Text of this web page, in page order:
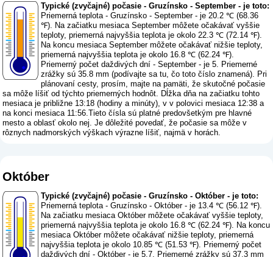
Typické (zvyčajné) počasie - Gruzínsko - September - je toto:
Priemerná teplota - Gruzínsko - September - je 20.2 ℃ (68.36
℉). Na začiatku mesiaca September môžete očakávať vyššie
teploty, priemerná najvyššia teplota je okolo 22.3 ℃ (72.14 ℉).
Na koncu mesiaca September môžete očakávať nižšie teploty,
priemerná najvyššia teplota je okolo 16.8 ℃ (62.24 ℉).
Priemerný počet daždivých dní - September - je 5. Priemerné
zrážky sú 35.8 mm (podívajte sa tu, čo toto číslo znamená). Pri
plánovaní cesty, prosím, majte na pamäti, že skutočné počasie
sa môže líšiť od týchto priemerných hodnôt. Dĺžka dňa na začiatku tohto
mesiaca je približne 13:18 (hodiny a minúty), v v polovici mesiaca 12:38 a
na konci mesiaca 11:56.Tieto čísla sú platné predovšetkým pre hlavné
mesto a oblasť okolo nej. Je dôležité povedať, že počasie sa môže v
rôznych nadmorských výškach výrazne líšiť, najmä v horách.
Október
Typické (zvyčajné) počasie - Gruzínsko - Október - je toto:
Priemerná teplota - Gruzínsko - Október - je 13.4 ℃ (56.12 ℉).
Na začiatku mesiaca Október môžete očakávať vyššie teploty,
priemerná najvyššia teplota je okolo 16.8 ℃ (62.24 ℉). Na koncu
mesiaca Október môžete očakávať nižšie teploty, priemerná
najvyššia teplota je okolo 10.85 ℃ (51.53 ℉). Priemerný počet
daždivých dní - Október - je 5.7. Priemerné zrážky sú 37.3 mm